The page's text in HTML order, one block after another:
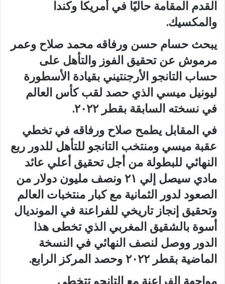
القدم المقامة حاليًا في أمريكا وكندا
والمكسيك.
يبحث حسام حسن ورفاقه محمد صلاح وعمر
مرموش عن تحقيق الفوز والتأهل على
حساب التانجو الأرجنتيني بقيادة الأسطورة
ليونيل ميسي الذي حصد لقب كأس العالم
في نسخته السابقة بقطر ٢٠٢٢.
في المقابل يطمح صلاح ورفاقه في تخطي
عقبة ميسي ومنتخب التانجو للتأهل للدور ربع
النهائي للبطولة من أجل تحقيق أعلي عائد
مادي سيصل إلي ٢١ ونصف مليون دولار من
الصعود لدور الثمانية مع كبار منتخبات العالم
وتحقيق إنجاز تاريخي للفراعنة في المونديال
أسوة بالشقيق المغربي الذي تخطى هذا
الدور ووصل لنصف النهائي في النسخة
الماضية بقطر ٢٠٢٢ وحصد المركز الرابع.
مواجهة الفراعنة مع التانجو تتخطى